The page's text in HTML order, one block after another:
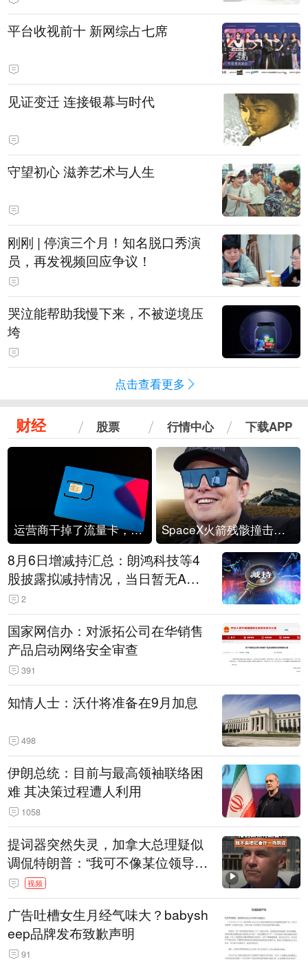
平台收视前十 新网综占七席
见证变迁 连接银幕与时代
守望初心 滋养艺术与人生
刚刚 | 停演三个月！知名脱口秀演
员，再发视频回应争议！
哭泣能帮助我慢下来，不被逆境压
垮
点击查看更多
财经 股票 行情中心 下载APP
运营商干掉了流量卡，他们真的玩不起了 SpaceX火箭残骸撞击月球
8月6日增减持汇总：朗鸿科技等4
股披露拟减持情况，当日暂无A股
公司披露拟增持情况（表）
2
国家网信办：对派拓公司在华销售
产品启动网络安全审查
391
知情人士：沃什将准备在9月加息
498
伊朗总统：目前与最高领袖联络困
难 其决策过程遭人利用
1058
提词器突然失灵，加拿大总理疑似
调侃特朗普：“我可不像某位领导
人，把这当成一场阴谋”，全场哄笑
视频
广告吐槽女生月经气味大？babysh
eep品牌发布致歉声明
91